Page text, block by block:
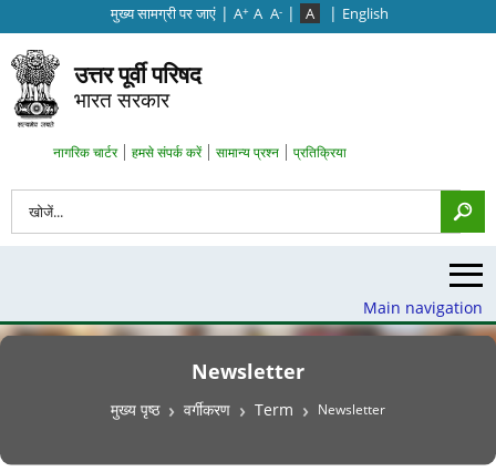
मुख्‍य सामग्री पर जाएं | A+ A A- | A | English
उत्तर पूर्वी परिषद
भारत सरकार
Search Top Menu
नागरिक चार्टर हमसे संपर्क करें सामान्य प्रश्न प्रतिक्रिया
Main navigation
Newsletter
पग चिन्ह
मुख्य पृष्ठ वर्गीकरण Term Newsletter